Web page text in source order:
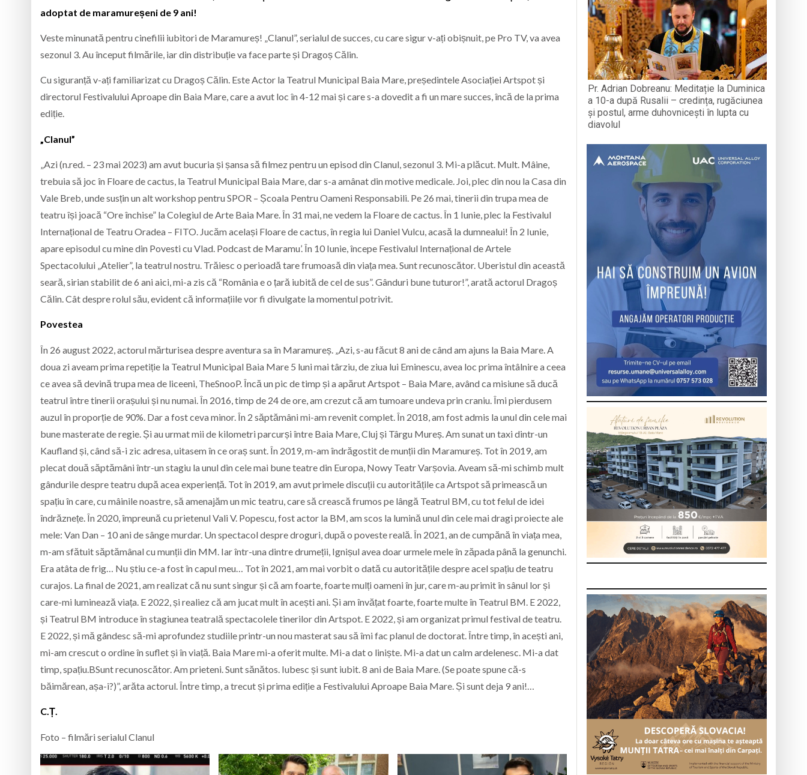
adoptat de maramureșeni de 9 ani!
Veste minunată pentru cinefilii iubitori de Maramureș! „Clanul”, serialul de succes, cu care sigur v-ați obișnuit, pe Pro TV, va avea
sezonul 3. Au început filmările, iar din distribuție va face parte și Dragoș Călin.
Cu siguranță v-ați familiarizat cu Dragoș Călin. Este Actor la Teatrul Municipal Baia Mare, președintele Asociației Artspot și
directorul Festivalului Aproape din Baia Mare, care a avut loc în 4-12 mai și care s-a dovedit a fi un mare succes, încă de la prima
ediție.
„Clanul”
„Azi (n.red. – 23 mai 2023) am avut bucuria și șansa să filmez pentru un episod din Clanul, sezonul 3. Mi-a plăcut. Mult. Mâine,
trebuia să joc în Floare de cactus, la Teatrul Municipal Baia Mare, dar s-a amânat din motive medicale. Joi, plec din nou la Casa din
Vale Breb, unde susțin un alt workshop pentru SPOR – Școala Pentru Oameni Responsabili. Pe 26 mai, tinerii din trupa mea de
teatru își joacă “Ore închise” la Colegiul de Arte Baia Mare. În 31 mai, ne vedem la Floare de cactus. În 1 Iunie, plec la Festivalul
Internațional de Teatru Oradea – FITO. Jucăm același Floare de cactus, în regia lui Daniel Vulcu, acasă la dumnealui! În 2 Iunie,
apare episodul cu mine din Povesti cu Vlad. Podcast de Maramu’. În 10 Iunie, începe Festivalul Internațional de Artele
Spectacolului „Atelier”, la teatrul nostru. Trăiesc o perioadă tare frumoasă din viața mea. Sunt recunoscător. Uberistul din această
seară, sirian stabilit de 6 ani aici, mi-a zis că “România e o țară iubită de cel de sus”. Gânduri bune tuturor!”, arată actorul Dragoș
Călin. Cât despre rolul său, evident că informațiile vor fi divulgate la momentul potrivit.
Povestea
În 26 august 2022, actorul mărturisea despre aventura sa în Maramureș. „Azi, s-au făcut 8 ani de când am ajuns la Baia Mare. A
doua zi aveam prima repetiție la Teatrul Municipal Baia Mare 5 luni mai târziu, de ziua lui Eminescu, avea loc prima întâlnire a ceea
ce avea să devină trupa mea de liceeni, TheSnooP. Încă un pic de timp și a apărut Artspot – Baia Mare, având ca misiune să ducă
teatrul între tinerii orașului și nu numai. În 2016, timp de 24 de ore, am crezut că am tumoare undeva prin craniu. Îmi pierdusem
auzul în proporție de 90%. Dar a fost ceva minor. În 2 săptămâni mi-am revenit complet. În 2018, am fost admis la unul din cele mai
bune masterate de regie. Și au urmat mii de kilometri parcurși între Baia Mare, Cluj și Târgu Mureș. Am sunat un taxi dintr-un
Kaufland și, când să-i zic adresa, uitasem în ce oraș sunt. În 2019, m-am îndrăgostit de munții din Maramureș. Tot în 2019, am
plecat două săptămâni într-un stagiu la unul din cele mai bune teatre din Europa, Nowy Teatr Varșovia. Aveam să-mi schimb mult
gândurile despre teatru după acea experiență. Tot în 2019, am avut primele discuții cu autoritățile ca Artspot să primească un
spațiu în care, cu mâinile noastre, să amenajăm un mic teatru, care să crească frumos pe lângă Teatrul BM, cu tot felul de idei
îndrăznețe. În 2020, împreună cu prietenul Vali V. Popescu, fost actor la BM, am scos la lumină unul din cele mai dragi proiecte ale
mele: Van Dan – 10 ani de sânge murdar. Un spectacol despre droguri, după o poveste reală. În 2021, an de cumpănă în viața mea,
m-am sfătuit săptămânal cu munții din MM. Iar într-una dintre drumeții, Ignișul avea doar urmele mele în zăpada până la genunchi.
Era atâta de frig… Nu știu ce-a fost în capul meu… Tot în 2021, am mai vorbit o dată cu autoritățile despre acel spațiu de teatru
curajos. La final de 2021, am realizat că nu sunt singur și că am foarte, foarte mulți oameni în jur, care m-au primit în sânul lor și
care-mi luminează viața. E 2022, și realiez că am jucat mult în acești ani. Și am învățat foarte, foarte multe în Teatrul BM. E 2022,
și Teatrul BM introduce în stagiunea teatrală spectacolele tinerilor din Artspot. E 2022, și am organizat primul festival de teatru.
E 2022, și mă gândesc să-mi aprofundez studiile printr-un nou masterat sau să îmi fac planul de doctorat. Între timp, în acești ani,
mi-am crescut o ordine în suflet și în viață. Baia Mare mi-a oferit multe. Mi-a dat o liniște. Mi-a dat un calm ardelenesc. Mi-a dat
timp, spațiu.BSunt recunoscător. Am prieteni. Sunt sănătos. Iubesc și sunt iubit. 8 ani de Baia Mare. (Se poate spune că-s
băimărean, așa-i?)”, arăta actorul. Între timp, a trecut și prima ediție a Festivalului Aproape Baia Mare. Și sunt deja 9 ani!…
C.Ț.
Foto – filmări serialul Clanul
Pr. Adrian Dobreanu: Meditație la Duminica
a 10-a după Rusalii – credința, rugăciunea
și postul, arme duhovnicești în lupta cu
diavolul